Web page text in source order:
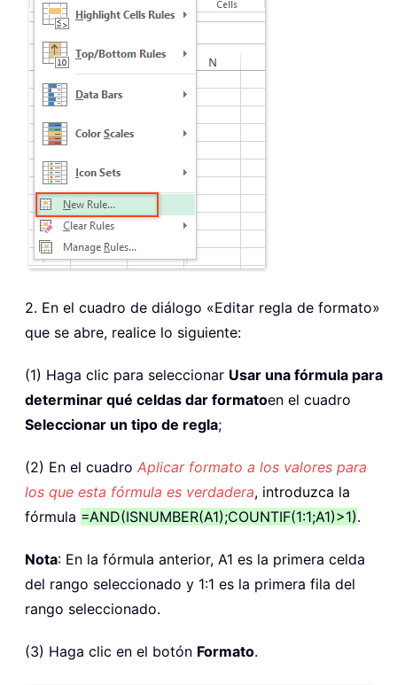
2. En el cuadro de diálogo «Editar regla de formato»
que se abre, realice lo siguiente:
(1) Haga clic para seleccionar Usar una fórmula para
determinar qué celdas dar formatoen el cuadro
Seleccionar un tipo de regla;
(2) En el cuadro Aplicar formato a los valores para
los que esta fórmula es verdadera, introduzca la
fórmula =AND(ISNUMBER(A1);COUNTIF(1:1;A1)>1).
Nota: En la fórmula anterior, A1 es la primera celda
del rango seleccionado y 1:1 es la primera fila del
rango seleccionado.
(3) Haga clic en el botón Formato.